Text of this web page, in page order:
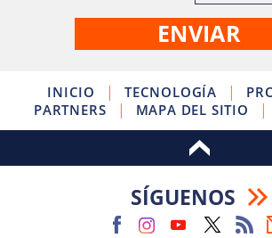
INICIO | TECNOLOGÍA |
PARTNERS
| MAPA DEL SITIO |
SÍGUENOS